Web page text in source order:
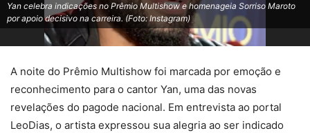
Yan celebra indicações no Prêmio Multishow e homenageia Sorriso Maroto
por apoio decisivo na carreira. (Foto: Instagram)
A noite do Prêmio Multishow foi marcada por emoção e
reconhecimento para o cantor Yan, uma das novas
revelações do pagode nacional. Em entrevista ao portal
LeoDias, o artista expressou sua alegria ao ser indicado